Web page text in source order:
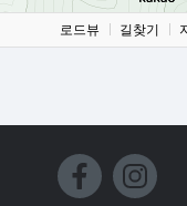
로드뷰 길찾기